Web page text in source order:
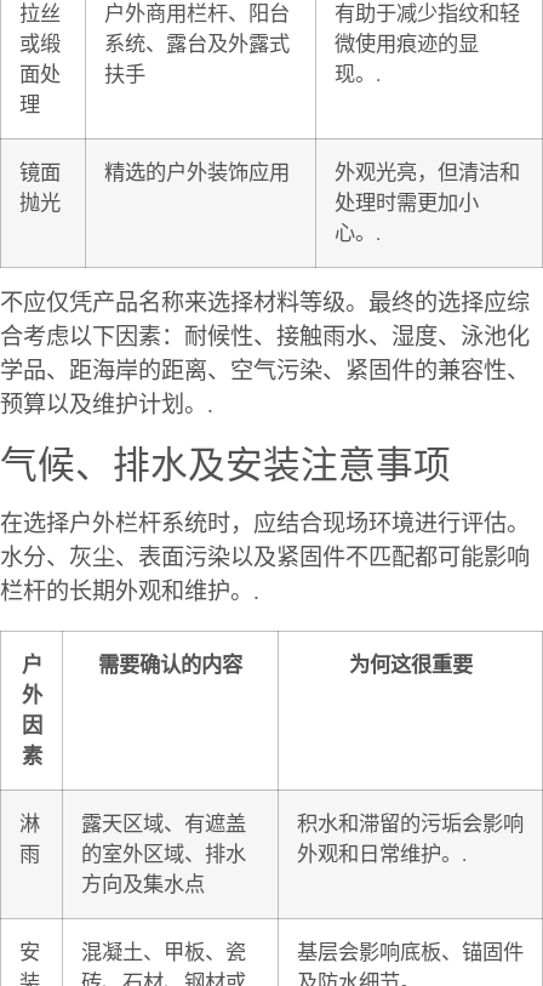
拉丝
或缎
面处
理
户外商用栏杆、阳台
系统、露台及外露式
扶手
有助于减少指纹和轻
微使用痕迹的显
现。.
镜面
抛光
精选的户外装饰应用
外观光亮，但清洁和
处理时需更加小
心。.
不应仅凭产品名称来选择材料等级。最终的选择应综
合考虑以下因素：耐候性、接触雨水、湿度、泳池化
学品、距海岸的距离、空气污染、紧固件的兼容性、
预算以及维护计划。.
气候、排水及安装注意事项
在选择户外栏杆系统时，应结合现场环境进行评估。
水分、灰尘、表面污染以及紧固件不匹配都可能影响
栏杆的长期外观和维护。.
户
外
因
素
需要确认的内容 为何这很重要
淋
雨
露天区域、有遮盖
的室外区域、排水
方向及集水点
积水和滞留的污垢会影响
外观和日常维护。.
安
混凝土、甲板、瓷
基层会影响底板、锚固件